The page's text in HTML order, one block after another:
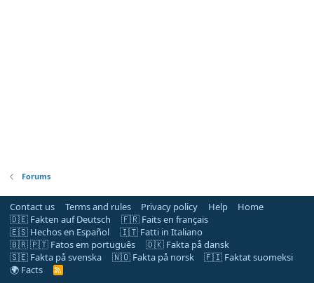
Forums
Contact us Terms and rules Privacy policy Help
Home
🇩🇪 Fakten auf Deutsch
🇫🇷 Faits en français
🇪🇸 Hechos en Español
🇮🇹 Fatti in Italiano
🇧🇷 🇵🇹 Fatos em português
🇩🇰 Fakta på dansk
🇸🇪 Fakta på svenska
🇳🇴 Fakta på norsk
🇫🇮 Faktat suomeksi
🌍 Facts
R